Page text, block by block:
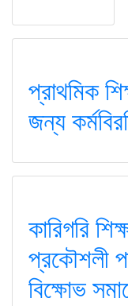
প্রাথমিক
জন্য
কারিগরি
প্রকৌশলী
বিক্ষোভ